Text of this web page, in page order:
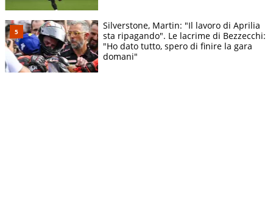
Silverstone, Martin: "Il lavoro di Aprilia
sta ripagando". Le lacrime di Bezzecchi:
"Ho dato tutto, spero di finire la gara
domani"